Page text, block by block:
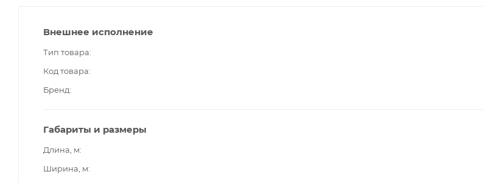
Внешнее исполнение
Тип товара
Код товара
Бренд
Габариты и размеры
Длина, м
Ширина, м